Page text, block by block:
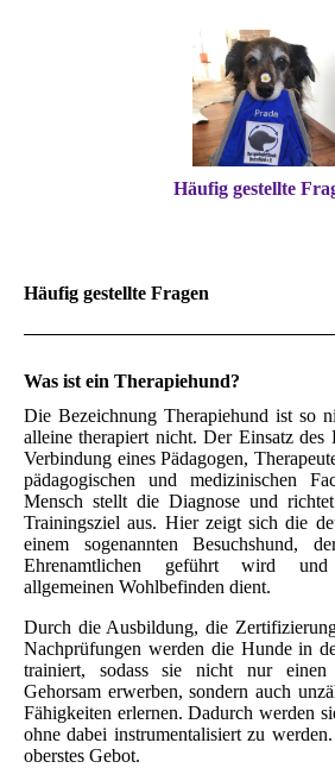
Häufig gestellte
Häufig gestellte Fragen
Was ist ein Therapiehund?
Die Bezeichnung Therapiehund ist so
alleine therapiert nicht. Der Einsatz des
Verbindung eines Pädagogen,
pädagogischen und medizinischen
Mensch stellt die Diagnose und
Trainingsziel aus. Hier zeigt sich die
einem sogenannten Besuchshund,
Ehrenamtlichen geführt wird und
allgemeinen Wohlbefinden dient.
Durch die Ausbildung, die
Nachprüfungen werden die Hunde in
trainiert, sodass sie nicht nur einen
Gehorsam erwerben, sondern auch
Fähigkeiten erlernen. Dadurch werden
ohne dabei instrumentalisiert zu
oberstes Gebot.